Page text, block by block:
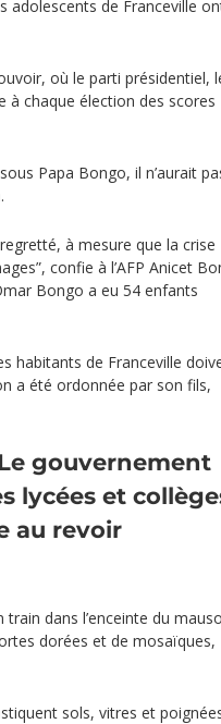
adolescents de Franceville
où le parti présidentiel,
à chaque élection des scores
Papa Bongo, il n’aurait
à mesure que la crise
confie à l’AFP Anicet
Bongo a eu 54 enfants
habitants de Franceville
a été ordonnée par son fils,
gouvernement
lycées et
au revoir
dans l’enceinte du
dorées et de mosaïques,
sols, vitres et